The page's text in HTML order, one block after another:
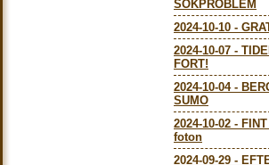
SÖKPROBLEM
2024-10-10 -
2024-10-07 -
FORT!
2024-10-04-
SUMO
2024-10-02 -
foton
2024-09-29 -